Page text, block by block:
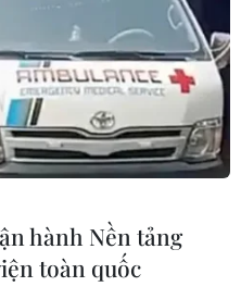
hành Nền tảng
toàn quốc